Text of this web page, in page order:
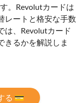
。Revolutカードは
レートと格安な手数
は、Revolutカード
きるかを解説しま
る 💳